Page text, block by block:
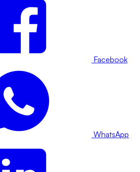
Facebook
WhatsApp